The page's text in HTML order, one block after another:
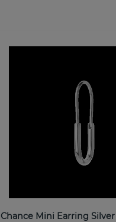
Chance Mini Earring Silver